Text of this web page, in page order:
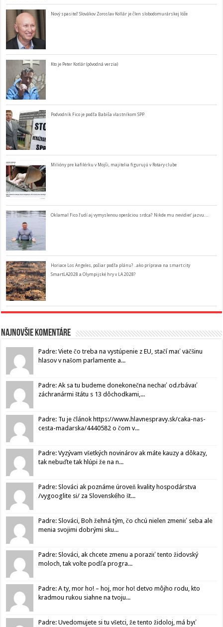
Nový spasiteľ Slovákov Zoroslav Kollár je člen slobodomurárskej lóže
Kto je Peter Kotlár (pôvodná verzia)
Podvodník Fico je podľa Babiša vlastníkom SPP
Milióny pre kafilérku v Mojši, majitelia figurujú v Rotary clube
Oklamal Fico ľudí aj vymyslenou operáciou srdca? Nikde mu nevidieť jazvu…
Horiace Los Angeles, požiar podľa plánu? ..ako príprava na smart city
SmartLA2028 a Olympijské hry v LA 2028?
Najnovšie komentáre
Padre: Viete čo treba na vystúpenie z EU, stačí mať väčšinu
hlasov v našom parlamente a...
Padre: Ak sa tu budeme donekonečna nechať od.rbávať
záchranármi štátu s 13 dôchodkami,...
Padre: Tu je článok https://www.hlavnespravy.sk/caka-nas-
cesta-madarska/4440582 o čom v...
Padre: Vyzývam všetkých novinárov ak máte kauzy a dôkazy,
tak nebuďte tak hlúpi že na n...
Padre: Slováci ak poznáme úroveň kvality hospodárstva
/vygooglite si/ za Slovenského št...
Padre: Slováci, Boh žehná tým, čo chcú nielen zmeniť seba ale
menia svojimi dobrými sku...
Padre: Slováci, ak chcete zmenu a poraziť tento židovský
moloch, tak volte podľa progra...
Padre: A ty, mor ho! – hoj, mor ho! detvo môjho rodu, kto
kradmou rukou siahne na tvoju...
Padre: Uvedomujete si tu všetci, že tento židoloj, má byť